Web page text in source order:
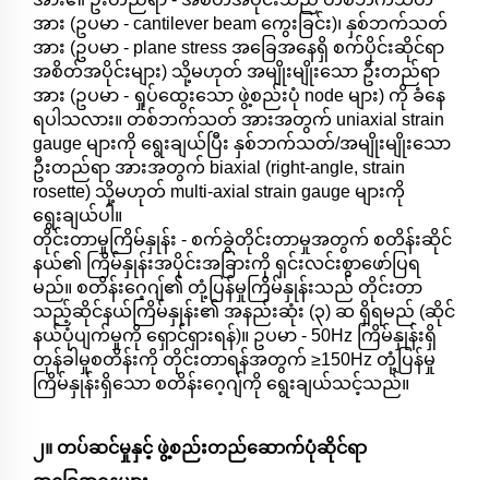
အား (ဥပမာ - cantilever beam ကွေးခြင်း)၊ နှစ်ဘက်သတ်
အား (ဥပမာ - plane stress အခြေအနေရှိ စက်ပိုင်းဆိုင်ရာ
အစိတ်အပိုင်းများ) သို့မဟုတ် အမျိုးမျိုးသော ဦးတည်ရာ
အား (ဥပမာ - ရှုပ်ထွေးသော ဖွဲ့စည်းပုံ node များ) ကို ခံနေ
ရပါသလား။ တစ်ဘက်သတ် အားအတွက် uniaxial strain
gauge များကို ရွေးချယ်ပြီး နှစ်ဘက်သတ်/အမျိုးမျိုးသော
ဦးတည်ရာ အားအတွက် biaxial (right-angle, strain
rosette) သို့မဟုတ် multi-axial strain gauge များကို
ရွေးချယ်ပါ။
တိုင်းတာမှုကြိမ်နှုန်း - စက်ခွဲတိုင်းတာမှုအတွက် စတိန်းဆိုင်
နယ်၏ ကြိမ်နှုန်းအပိုင်းအခြားကို ရှင်းလင်းစွာဖော်ပြရ
မည်။ စတိန်းဂေ့ဂျ်၏ တုံ့ပြန်မှုကြိမ်နှုန်းသည် တိုင်းတာ
သည့်ဆိုင်နယ်ကြိမ်နှုန်း၏ အနည်းဆုံး (၃) ဆ ရှိရမည် (ဆိုင်
နယ်ပုံပျက်မှုကို ရှောင်ရှားရန်)။ ဥပမာ - 50Hz ကြိမ်နှုန်းရှိ
တုန်ခါမှုစတိန်းကို တိုင်းတာရန်အတွက် ≥150Hz တုံ့ပြန်မှု
ကြိမ်နှုန်းရှိသော စတိန်းဂေ့ဂျ်ကို ရွေးချယ်သင့်သည်။
၂။ တပ်ဆင်မှုနှင့် ဖွဲ့စည်းတည်ဆောက်ပုံဆိုင်ရာ